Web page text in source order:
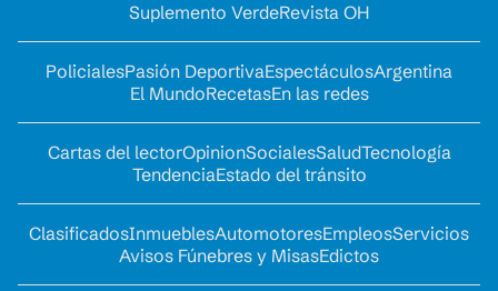
Suplemento VerdeRevista OH
PolicialesPasión DeportivaEspectáculosArgentina
El MundoRecetasEn las redes
Cartas del lectorOpinionSocialesSaludTecnología
TendenciaEstado del tránsito
ClasificadosInmueblesAutomotoresEmpleosServicios
Avisos Fúnebres y MisasEdictos